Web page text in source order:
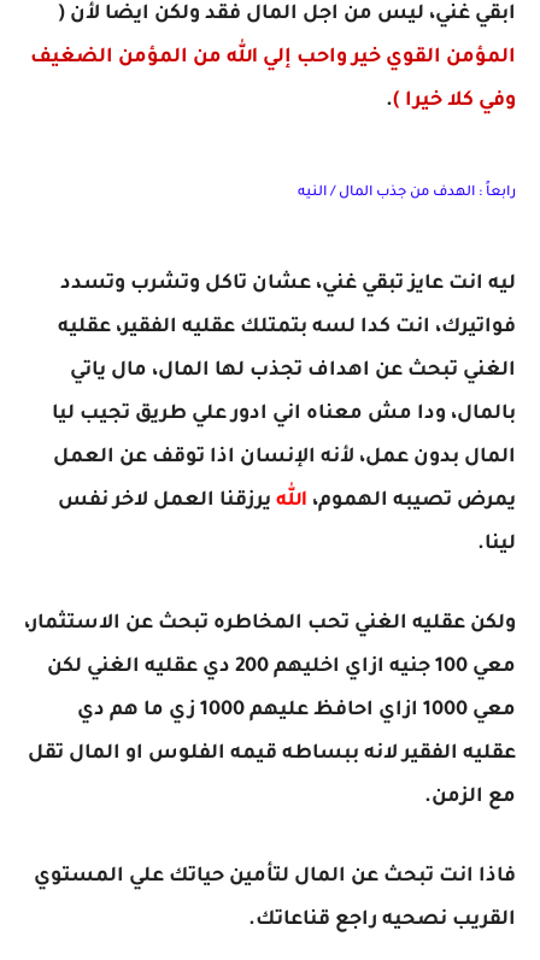
ابقي غني، ليس من اجل المال فقد ولكن ايضا لأن (
المؤمن القوي خير واحب إلي الله من المؤمن الضغيف
وفي كلا خيرا ).
رابعاً : الهدف من جذب المال / النيه
ليه انت عايز تبقي غني، عشان تاكل وتشرب وتسدد
فواتيرك، انت كدا لسه بتمتلك عقليه الفقير، عقليه
الغني تبحث عن اهداف تجذب لها المال، مال ياتي
بالمال، ودا مش معناه اني ادور علي طريق تجيب ليا
المال بدون عمل، لأنه الإنسان اذا توقف عن العمل
يمرض تصيبه الهموم، الله يرزقنا العمل لاخر نفس
لينا.
ولكن عقليه الغني تحب المخاطره تبحث عن الاستثمار،
معي 100 جنيه ازاي اخليهم 200 دي عقليه الغني لكن
معي 1000 ازاي احافظ عليهم 1000 زي ما هم دي
عقليه الفقير لانه ببساطه قيمه الفلوس او المال تقل
مع الزمن.
فاذا انت تبحث عن المال لتأمين حياتك علي المستوي
القريب نصحيه راجع قناعاتك.